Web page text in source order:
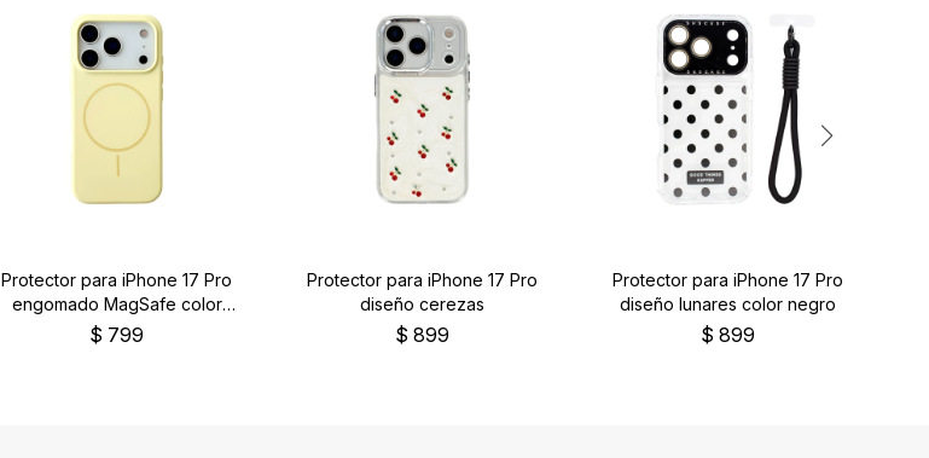
Protector para iPhone 17 Pro
engomado MagSafe color
amarillo
$ 799
Protector para iPhone 17 Pro
diseño cerezas
$ 899
Protector para iPhone 17 Pro
diseño lunares color negro
$ 899